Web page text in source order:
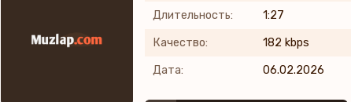
Длительность: 1:27
Качество: 182 kbps
Дата: 06.02.2026